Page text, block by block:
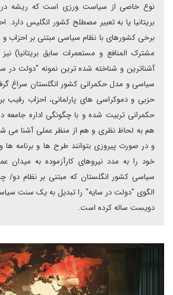
نوع خاصی از سیاست ورزی است که ریشه
بریتانیا یا به تعبیر مصطلح کشور انگلیس دارد.
برخی کشورهای با نظام سیاسی مبتنی بر احزاب و
مشترک المنافع و مستعمرات سابق بریتانیا)
آشناترین و شناخته شده ترین نمونه "دولت در
سیاسی و مدل حکمرانی کشور انگلستان سراغ
حزبی و دموکراسی های پارلمانی، احزاب رقیب
حکمرانی تربیت شده و با چگونگی اداره جامعه
هم به لحاظ نظری و هم از منظر عملی آشنا می
و در صورت پیروزی بتوانند طرح ها و برنامه
خود را به مدد نیروهای کارآزموده به میدان
سیاسی کشور انگلستان که مبتنی بر نظام دو/
الگوی "دولت در سایه" را تبدیل به یک سنت
دویست ساله کرده است.